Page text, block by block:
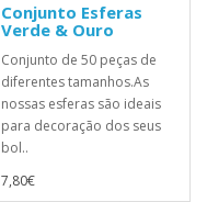
Conjunto Esferas
Verde & Ouro
Conjunto de 50 peças de
diferentes tamanhos.As
nossas esferas são ideais
para decoração dos seus
bol..
7,80€